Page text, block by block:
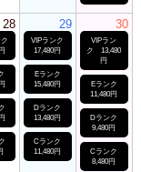
28 29
VIPランク
17,480円
Eランク
15,480円
Dランク
13,480円
Cランク
11,480円
30
VIPラン
ク 13,480
円
Eランク
11,480円
Dランク
9,480円
Cランク
8,480円